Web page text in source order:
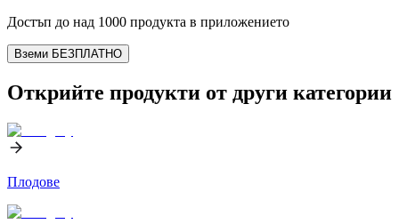
Достъп до над 1000 продукта в приложението
Вземи БЕЗПЛАТНО
Открийте продукти от други категории
Плодове